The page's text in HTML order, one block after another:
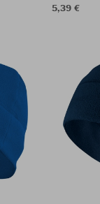
5,39 €